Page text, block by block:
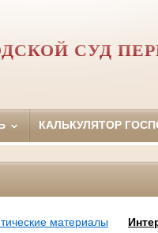
СУД
КАЛЬКУЛЯТОР
материалы